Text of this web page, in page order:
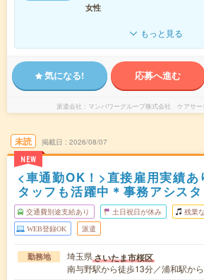
女性
もっと見る
気になる! 応募へ進む
派遣会社 マンパワーグループ株式会社 ケアサー
未読
NEW
掲載日 2026/08/07
<車通勤OK！>直接雇用実績あ
タッフも活躍中＊事務アシスタ
交通費別途支給あり 土日祝日が休み 残業な
WEB登録OK 派遣
勤務地 埼玉県さいたま市桜区
南与野駅から徒歩13分／浦和駅か